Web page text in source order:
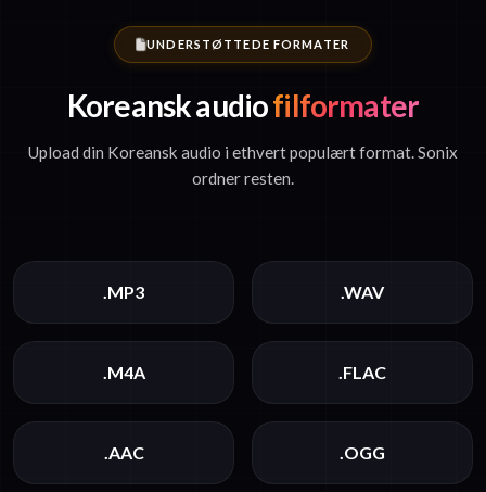
UNDERSTØTTEDE FORMATER
Koreansk audiofilformater
Upload din Koreansk audio i ethvert populært format. Sonix
ordner resten.
.MP3 .WAV
.M4A .FLAC
.AAC .OGG